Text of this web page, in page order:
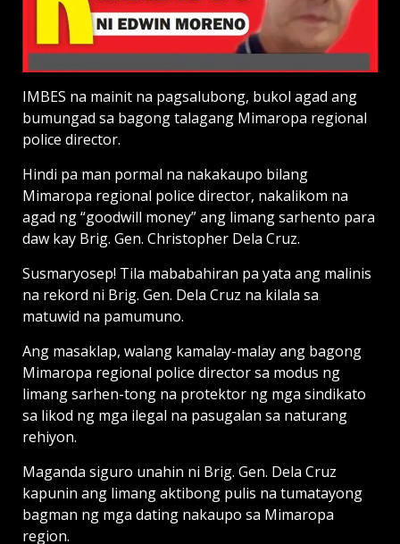
IMBES na mainit na pagsalubong, bukol agad ang
bumungad sa bagong talagang Mimaropa regional
police director.
Hindi pa man pormal na nakakaupo bilang
Mimaropa regional police director, nakalikom na
agad ng “goodwill money” ang limang sarhento para
daw kay Brig. Gen. Christopher Dela Cruz.
Susmaryosep! Tila mababahiran pa yata ang malinis
na rekord ni Brig. Gen. Dela Cruz na kilala sa
matuwid na pamumuno.
Ang masaklap, walang kamalay-malay ang bagong
Mimaropa regional police director sa modus ng
limang sarhen-tong na protektor ng mga sindikato
sa likod ng mga ilegal na pasugalan sa naturang
rehiyon.
Maganda siguro unahin ni Brig. Gen. Dela Cruz
kapunin ang limang aktibong pulis na tumatayong
bagman ng mga dating nakaupo sa Mimaropa
region.